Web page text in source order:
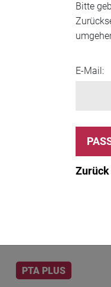
Bitte
E-Mail:
PLUS"
Galenische
ZÄPFCHEN
METHODE
PTA PLUS